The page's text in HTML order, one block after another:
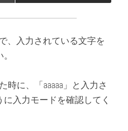
、入力されている文字を
時に、「aaaaa」と入力さ
入力モードを確認してく